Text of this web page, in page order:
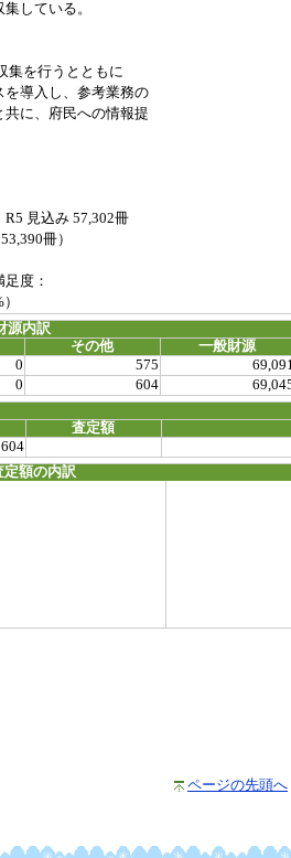
している。
を行うとともに
導入し、参考業務の
に、府民への情報提
見込み 57,302冊
冊）
度：
源内訳
その他
一般財源
0 575
0 604
査定額
604
定額の内訳
ページの先頭へ